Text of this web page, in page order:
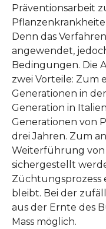
Präventionsarbeit
Denn das
angewendet,
Bedingungen. Die
zwei Vorteile: Zum
Generationen in
Generation in
Generationen von
drei Jahren. Zum
Weiterführung von
sichergestellt
Züchtungsprozess
bleibt. Bei der
aus der Ernte des
Mass möglich.